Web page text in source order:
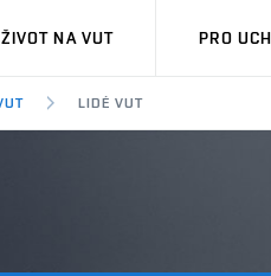
ŽIVOT NA VUT PRO
LIDÉ VUT